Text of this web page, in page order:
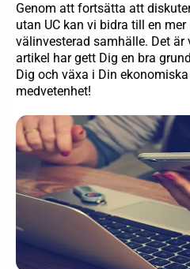
Genom att fortsätta att
utan UC kan vi bidra till en
välinvesterad samhälle. Det
artikel har gett Dig en bra
Dig och växa i Din
medvetenhet!